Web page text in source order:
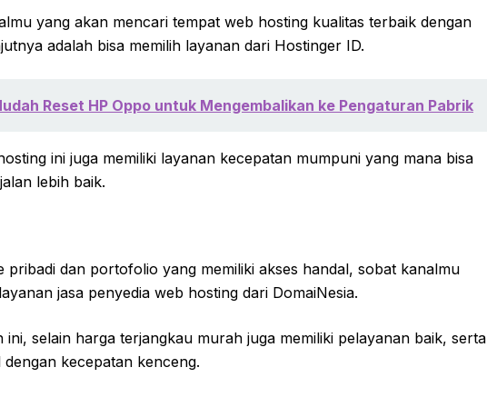
yang akan mencari tempat web hosting kualitas terbaik dengan
adalah bisa memilih layanan dari Hostinger ID.
Reset HP Oppo untuk Mengembalikan ke Pengaturan Pabrik
ini juga memiliki layanan kecepatan mumpuni yang mana bisa
lebih baik.
pribadi dan portofolio yang memiliki akses handal, sobat kanalmu
jasa penyedia web hosting dari DomaiNesia.
ini, selain harga terjangkau murah juga memiliki pelayanan baik, serta
kecepatan kenceng.